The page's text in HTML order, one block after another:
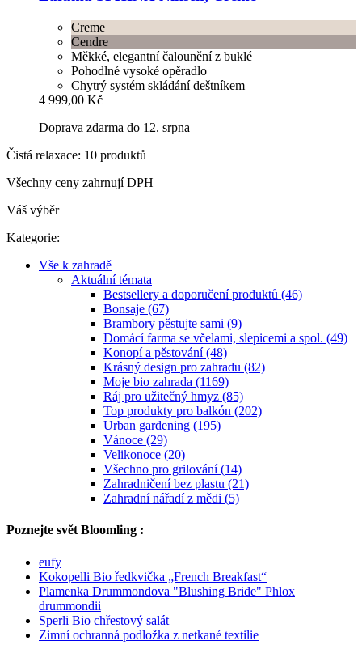
Creme
Cendre
Měkké, elegantní čalounění z buklé
Pohodlné vysoké opěradlo
Chytrý systém skládání deštníkem
4 999,00 Kč
Doprava zdarma do 12. srpna
Čistá relaxace: 10 produktů
Všechny ceny zahrnují DPH
Váš výběr
Kategorie:
Vše k zahradě
Aktuální témata
Bestsellery a doporučení produktů (46)
Bonsaje (67)
Brambory pěstujte sami (9)
Domácí farma se včelami, slepicemi a spol. (49)
Konopí a pěstování (48)
Krásný design pro zahradu (82)
Moje bio zahrada (1169)
Ráj pro užitečný hmyz (85)
Top produkty pro balkón (202)
Urban gardening (195)
Vánoce (29)
Velikonoce (20)
Všechno pro grilování (14)
Zahradničení bez plastu (21)
Zahradní nářadí z mědi (5)
Poznejte svět Bloomling :
eufy
Kokopelli Bio ředkvička „French Breakfast“
Plamenka Drummondova "Blushing Bride" Phlox
drummondii
Sperli Bio chřestový salát
Zimní ochranná podložka z netkané textilie